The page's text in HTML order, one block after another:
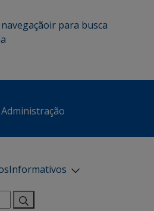
ir para busca
Informativos